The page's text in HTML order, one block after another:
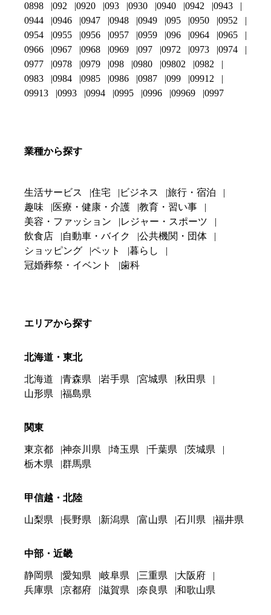
0898
092 0920 093 0930 0940 0942
0943
0944
0946 0947 0948 0949 095 0950
0952
0954
0955 0956 0957 0959 096 0964
0965
0966
0967 0968 0969 097 0972 0973
0974
0977
0978 0979 098 0980 09802
0982
0983
0984 0985 0986 0987 099
09912
09913
0993 0994 0995 0996 09969 0997
業種から探す
生活サービス 住宅 ビジネス
旅行・宿泊
趣味
医療・健康・介護
教育・習い事
美容・ファッション
レジャー・スポーツ
飲食店
自動車・バイク
公共機関・団体
ショッピング
ペット
暮らし
冠婚葬祭・イベント
歯科
エリアから探す
北海道・東北
北海道 青森県 岩手県 宮城県
秋田県
山形県
福島県
関東
東京都 神奈川県 埼玉県 千葉県
茨城県
栃木県
群馬県
甲信越・北陸
山梨県 長野県 新潟県 富山県 石川県 福井県
中部・近畿
静岡県 愛知県 岐阜県 三重県
大阪府
兵庫県
京都府 滋賀県 奈良県 和歌山県